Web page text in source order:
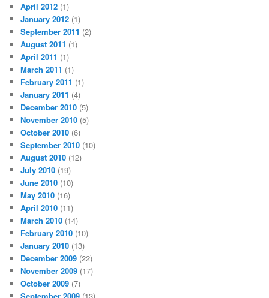
April 2012 (1)
January 2012 (1)
September 2011 (2)
August 2011 (1)
April 2011 (1)
March 2011 (1)
February 2011 (1)
January 2011 (4)
December 2010 (5)
November 2010 (5)
October 2010 (6)
September 2010 (10)
August 2010 (12)
July 2010 (19)
June 2010 (10)
May 2010 (16)
April 2010 (11)
March 2010 (14)
February 2010 (10)
January 2010 (13)
December 2009 (22)
November 2009 (17)
October 2009 (7)